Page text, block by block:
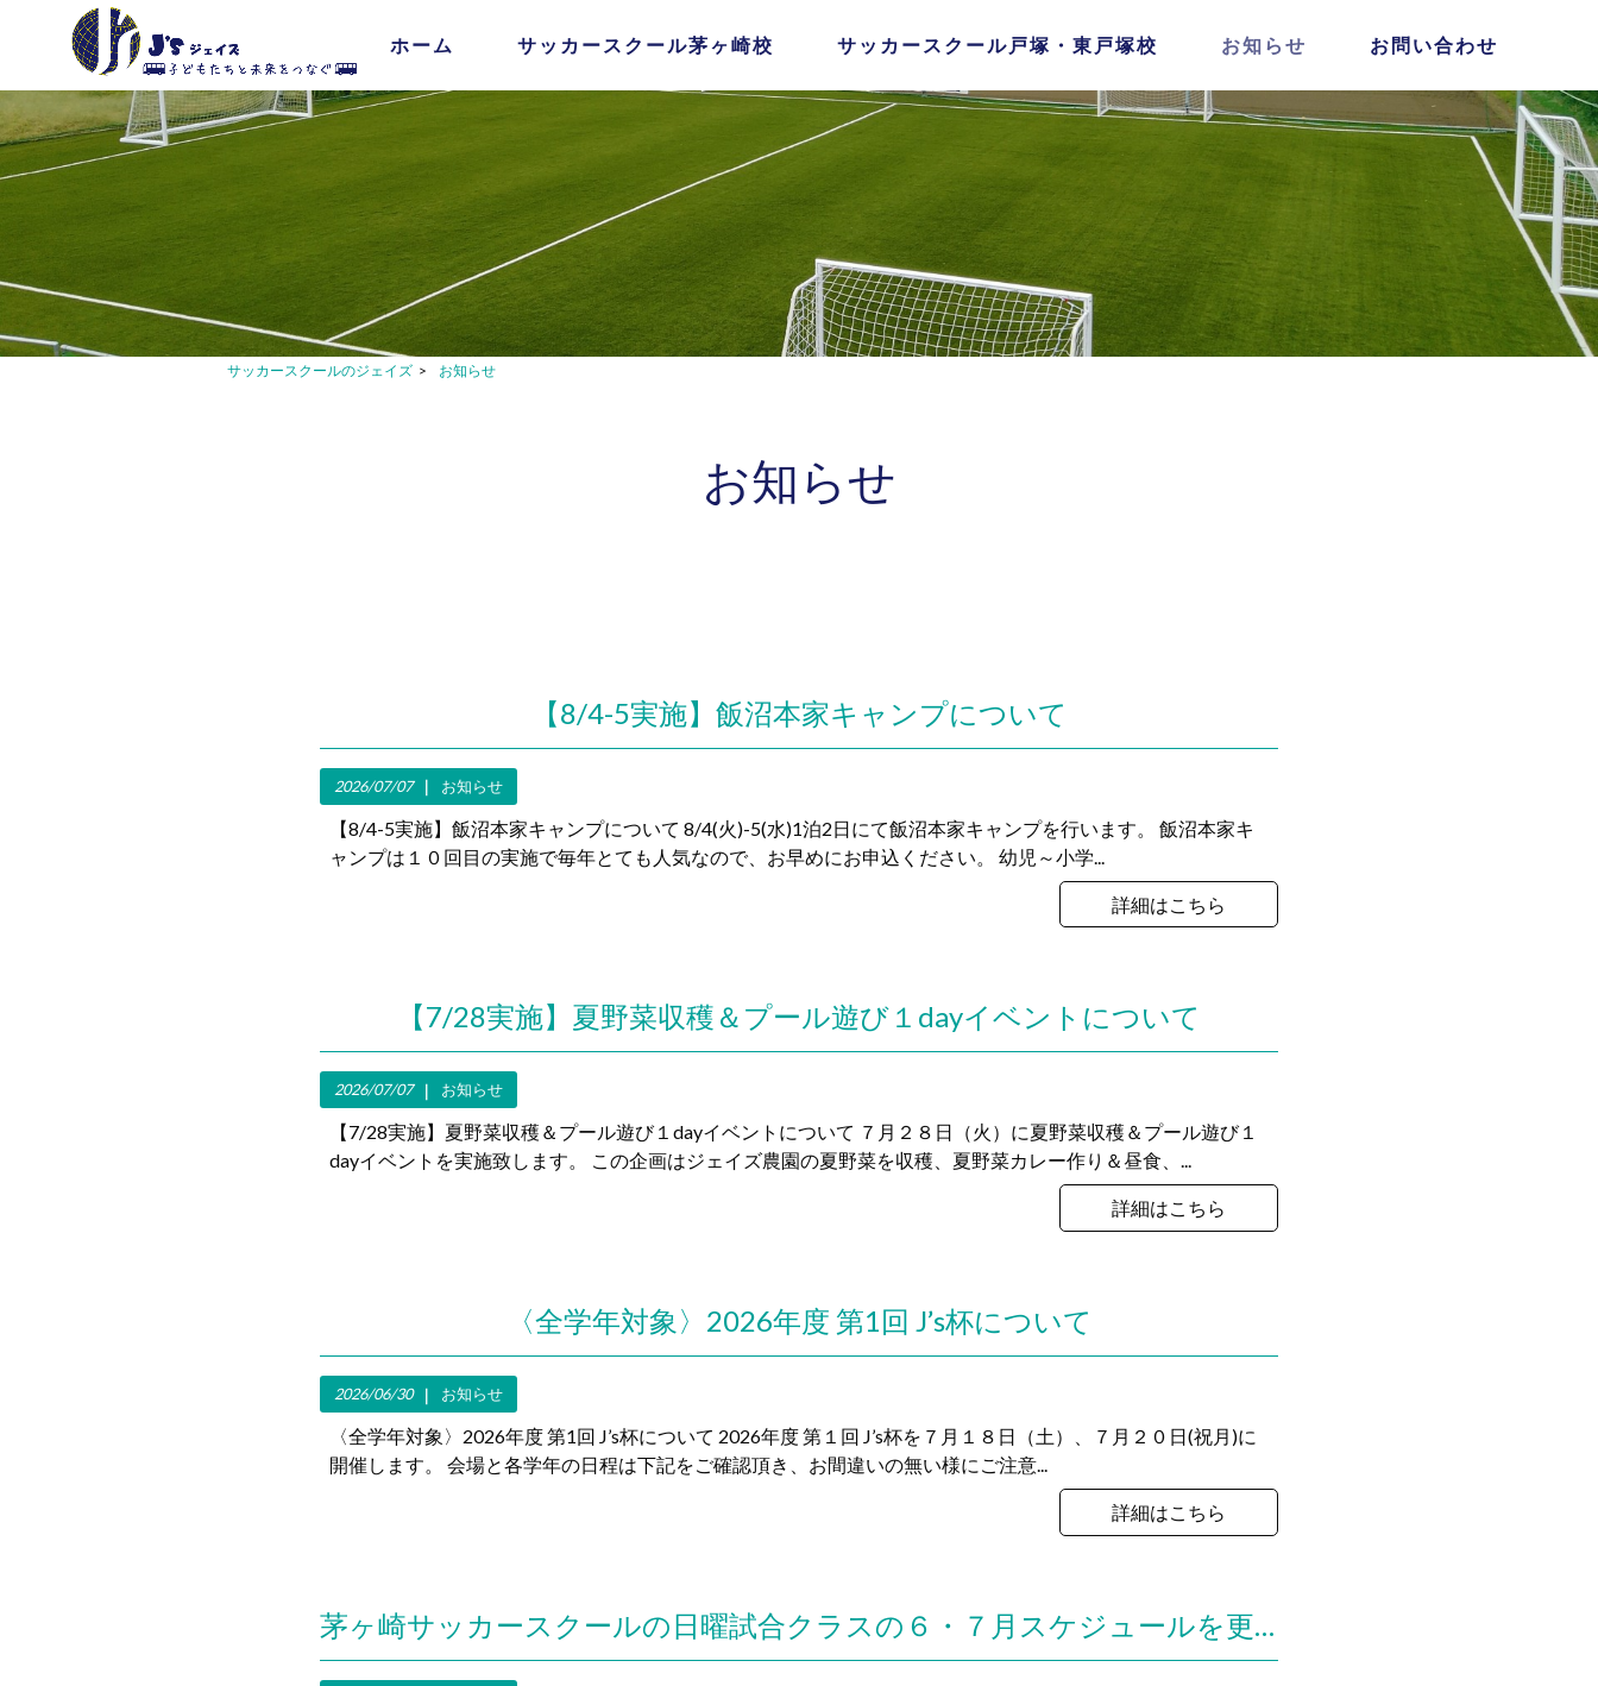
ホーム サッカースクール茅ヶ崎校 サッカースクール戸塚・東戸塚校 お知らせ お問い合わせ
サッカースクールのジェイズ > お知らせ
お知らせ
【8/4-5実施】飯沼本家キャンプについて
2026/07/07 お知らせ
【8/4-5実施】飯沼本家キャンプについて 8/4(火)-5(水)1泊2日にて飯沼本家キャンプを行います。 飯沼本家キ
ャンプは１０回目の実施で毎年とても人気なので、お早めにお申込ください。 幼児～小学...
詳細はこちら
【7/28実施】夏野菜収穫＆プール遊び１dayイベントについて
2026/07/07 お知らせ
【7/28実施】夏野菜収穫＆プール遊び１dayイベントについて ７月２８日（火）に夏野菜収穫＆プール遊び１
dayイベントを実施致します。 この企画はジェイズ農園の夏野菜を収穫、夏野菜カレー作り＆昼食、...
詳細はこちら
〈全学年対象〉2026年度 第1回 J’s杯について
2026/06/30 お知らせ
〈全学年対象〉2026年度 第1回 J’s杯について 2026年度 第１回 J’s杯を７月１８日（土）、７月２０日(祝月)に
開催します。 会場と各学年の日程は下記をご確認頂き、お間違いの無い様にご注意...
詳細はこちら
茅ヶ崎サッカースクールの日曜試合クラスの６・７月スケジュールを更新しました。